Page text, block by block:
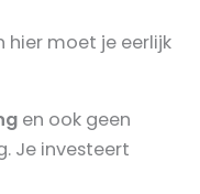
hier moet je eerlijk
en ook geen
Je investeert